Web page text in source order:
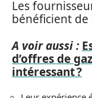
Les
bénéficient de
A voir aussi :
d’offres de
intéressant ?